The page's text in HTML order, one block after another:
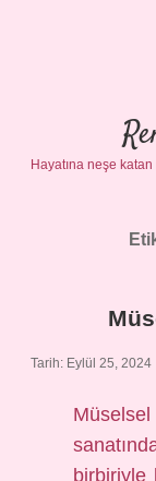
Hayatına neşe
Tarih: Eylül 25, 2024
birbiriyle